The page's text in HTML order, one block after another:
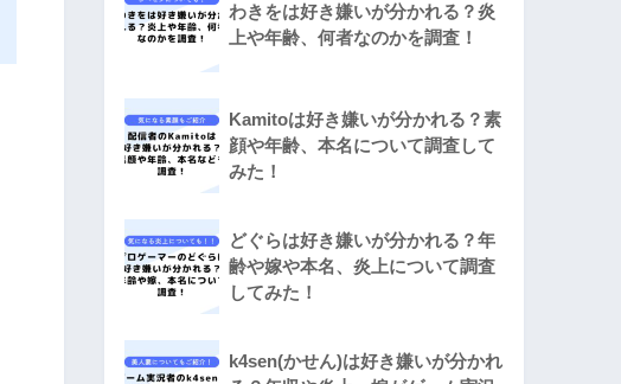
わきをは好き嫌いが分かれる？炎
上や年齢、何者なのかを調査！
Kamitoは好き嫌いが分かれる？素
顔や年齢、本名について調査して
みた！
どぐらは好き嫌いが分かれる？年
齢や嫁や本名、炎上について調査
してみた！
k4sen(かせん)は好き嫌いが分かれ